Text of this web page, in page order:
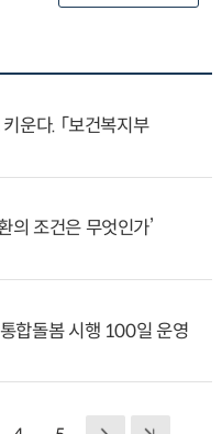
운다. 「보건복지부
의 조건은 무엇인가’
합돌봄 시행 100일 운영